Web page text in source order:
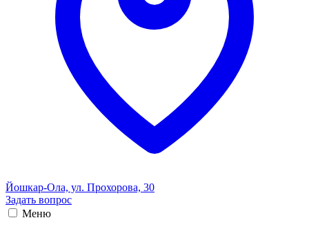
Йошкар-Ола, ул. Прохорова, 30
Задать вопрос
Меню